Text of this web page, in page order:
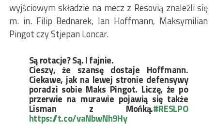
wyjściowym składzie na mecz z Resovią znaleźli się
m. in. Filip Bednarek, Ian Hoffmann, Maksymilian
Pingot czy Stjepan Loncar.
Są rotacje? Są. I fajnie.
Cieszy, że szansę dostaje Hoffmann.
Ciekawe, jak na lewej stronie defensywy
poradzi sobie Maks Pingot. Liczę, że po
przerwie na murawie pojawią się także
Lisman z Mońką.#RESLPO
https://t.co/vaNbwNh9Hy